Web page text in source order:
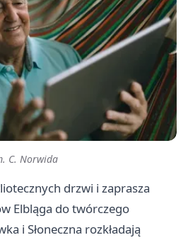
C. Norwida
drzwi i zaprasza
Elbląga do twórczego
i Słoneczna rozkładają